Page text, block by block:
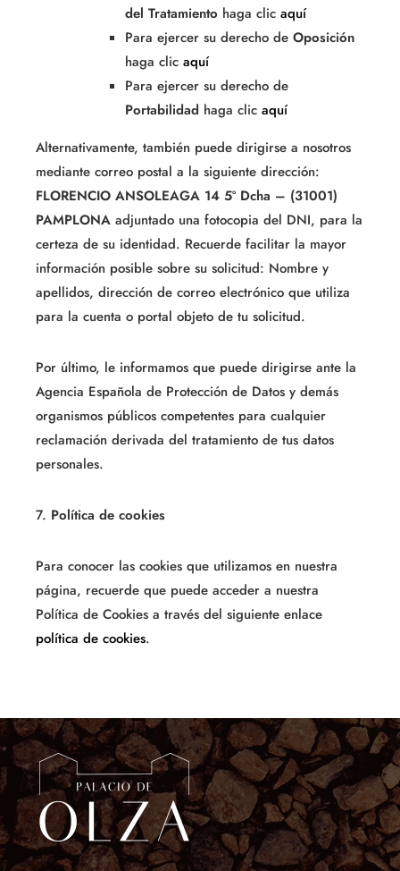
del Tratamiento haga clic aquí
Para ejercer su derecho de Oposición
haga clic aquí
Para ejercer su derecho de
Portabilidad haga clic aquí
Alternativamente, también puede dirigirse a nosotros
mediante correo postal a la siguiente dirección:
FLORENCIO ANSOLEAGA 14 5º Dcha – (31001)
PAMPLONA adjuntado una fotocopia del DNI, para la
certeza de su identidad. Recuerde facilitar la mayor
información posible sobre su solicitud: Nombre y
apellidos, dirección de correo electrónico que utiliza
para la cuenta o portal objeto de tu solicitud.
Por último, le informamos que puede dirigirse ante la
Agencia Española de Protección de Datos y demás
organismos públicos competentes para cualquier
reclamación derivada del tratamiento de tus datos
personales.
7. Política de cookies
Para conocer las cookies que utilizamos en nuestra
página, recuerde que puede acceder a nuestra
Política de Cookies a través del siguiente enlace
política de cookies.